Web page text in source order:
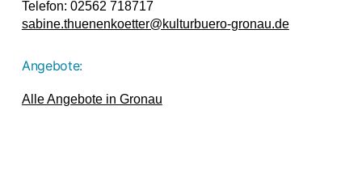
Telefon: 02562 718717
sabine.thuenenkoetter@kulturbuero-gronau.de
Angebote:
Alle Angebote in Gronau